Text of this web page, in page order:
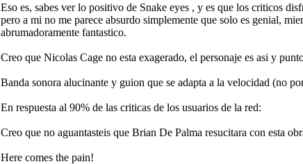
Eso es, sabes ver lo positivo de Snake eyes , y es que los criticos
pero a mi no me parece absurdo simplemente que solo es genial,
abrumadoramente fantastico.
Creo que Nicolas Cage no esta exagerado, el personaje es asi y
Banda sonora alucinante y guion que se adapta a la velocidad (no
En respuesta al 90% de las criticas de los usuarios de la red:
Creo que no aguantasteis que Brian De Palma resucitara con esta
Here comes the pain!